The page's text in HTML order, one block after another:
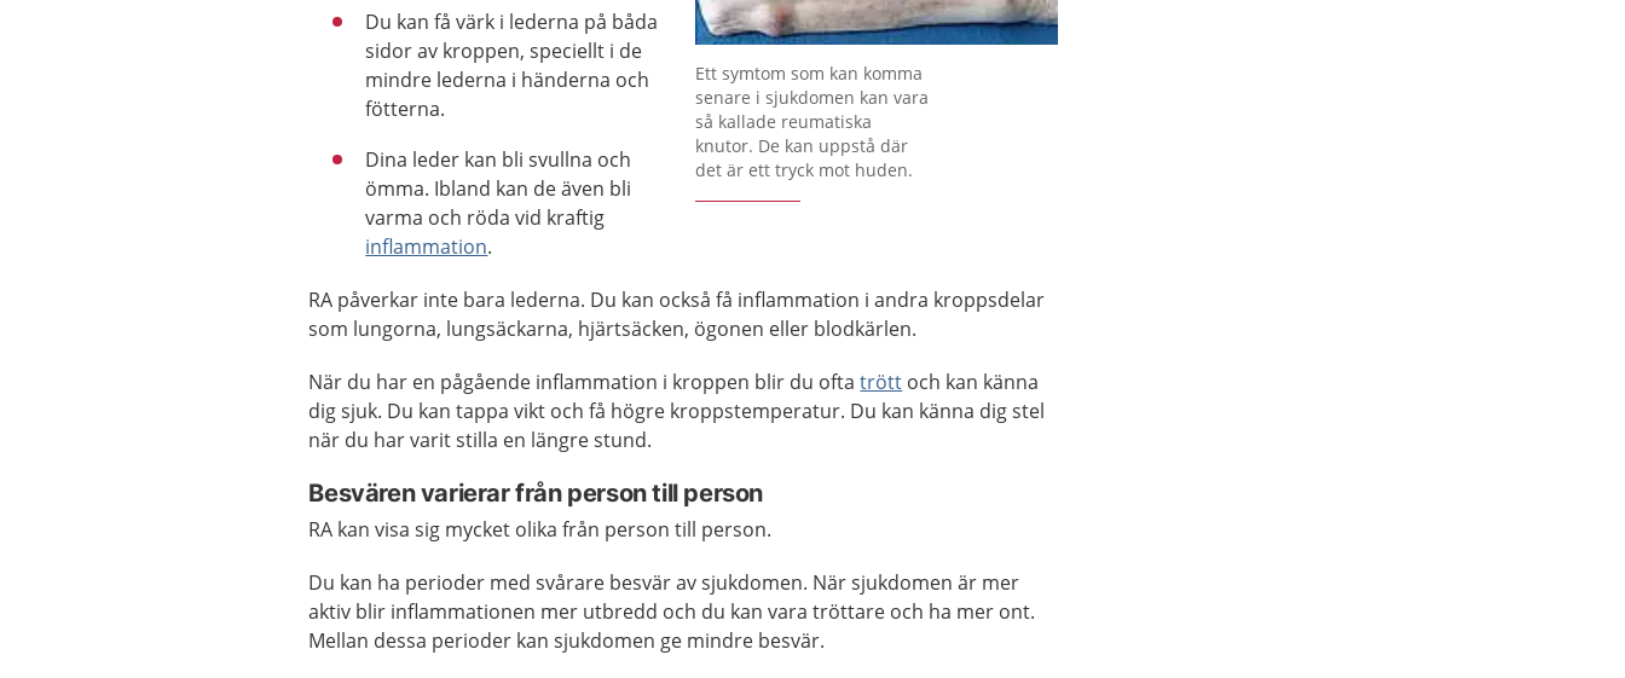
Ett symtom som kan komma
senare i sjukdomen kan vara
så kallade reumatiska
knutor. De kan uppstå där
det är ett tryck mot huden.
Du kan få värk i lederna på båda
sidor av kroppen, speciellt i de
mindre lederna i händerna och
fötterna.
Dina leder kan bli svullna och
ömma. Ibland kan de även bli
varma och röda vid kraftig
inflammation.
RA påverkar inte bara lederna. Du kan också få inflammation i andra kroppsdelar
som lungorna, lungsäckarna, hjärtsäcken, ögonen eller blodkärlen.
När du har en pågående inflammation i kroppen blir du oftatrött och kan känna
dig sjuk. Du kan tappa vikt och få högre kroppstemperatur. Du kan känna dig stel
när du har varit stilla en längre stund.
Besvären varierar från person till person
RA kan visa sig mycket olika från person till person.
Du kan ha perioder med svårare besvär av sjukdomen. När sjukdomen är mer
aktiv blir inflammationen mer utbredd och du kan vara tröttare och ha mer ont.
Mellan dessa perioder kan sjukdomen ge mindre besvär.